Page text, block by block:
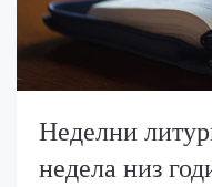
Неделни
недела низ